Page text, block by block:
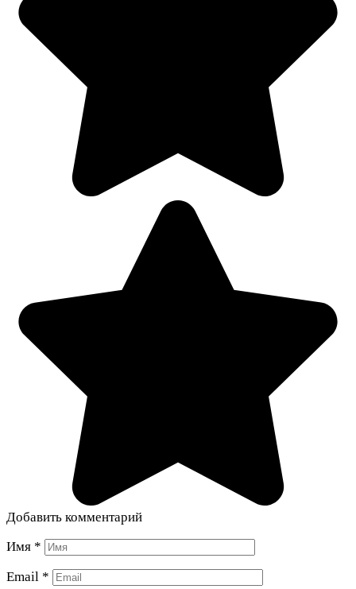
Добавить комментарий
Имя *
Email *